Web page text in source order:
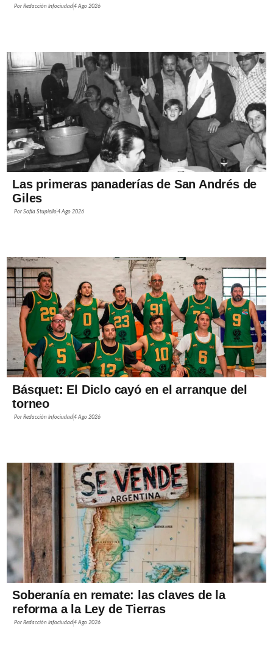
PorRedacción Infociudad4 Ago 2026
Las primeras panaderías de San Andrés de
Giles
PorSofía Stupiello4 Ago 2026
Básquet: El Diclo cayó en el arranque del
torneo
PorRedacción Infociudad4 Ago 2026
Soberanía en remate: las claves de la
reforma a la Ley de Tierras
PorRedacción Infociudad4 Ago 2026